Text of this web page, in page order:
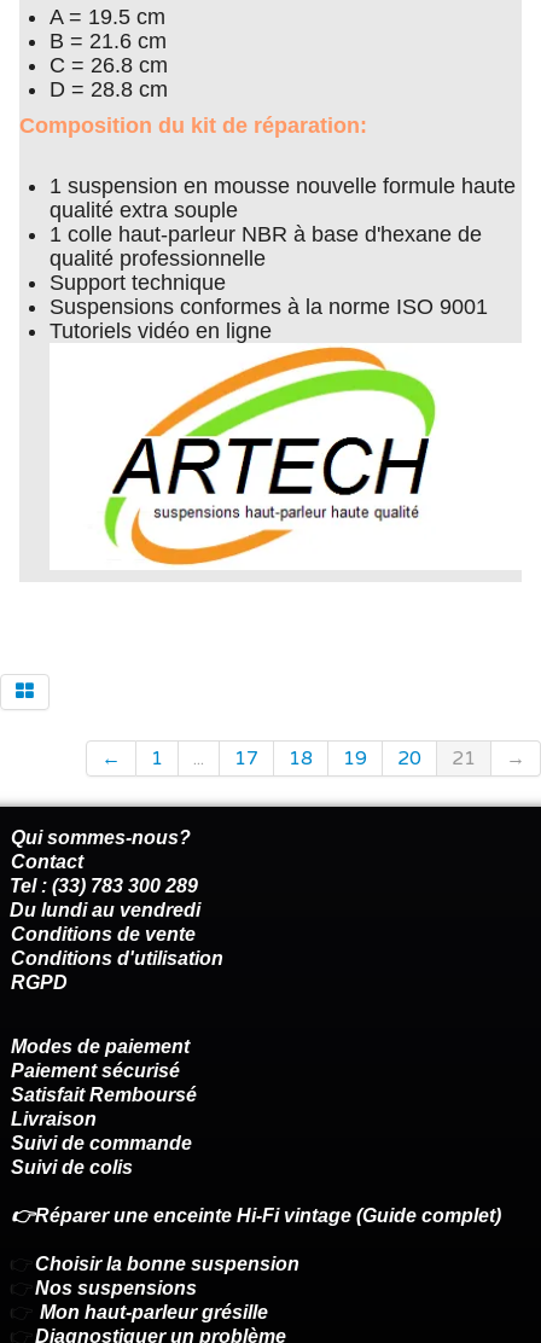
A = 19.5 cm
B = 21.6 cm
C = 26.8 cm
D = 28.8 cm
Composition du kit de réparation:
1 suspension en mousse nouvelle formule haute
qualité extra souple
1 colle haut-parleur NBR à base d'hexane de
qualité professionnelle
Support technique
Suspensions conformes à la norme ISO 9001
Tutoriels vidéo en ligne
← 1 ... 17 18 19 20 21 →
Qui sommes-nous?
Contact
Tel : (33) 783 300 289
Du lundi au vendredi
Conditions de vente
Conditions d'utilisation
RGPD
Modes de paiement
Paiement sécurisé
Satisfait Remboursé
Livraison
Suivi de commande
Suivi de colis
👉Réparer une enceinte Hi-Fi vintage (Guide complet)
👉 Choisir la bonne suspension
👉 Nos suspensions
👉 Mon haut-parleur grésille
👉 Diagnostiquer un problème